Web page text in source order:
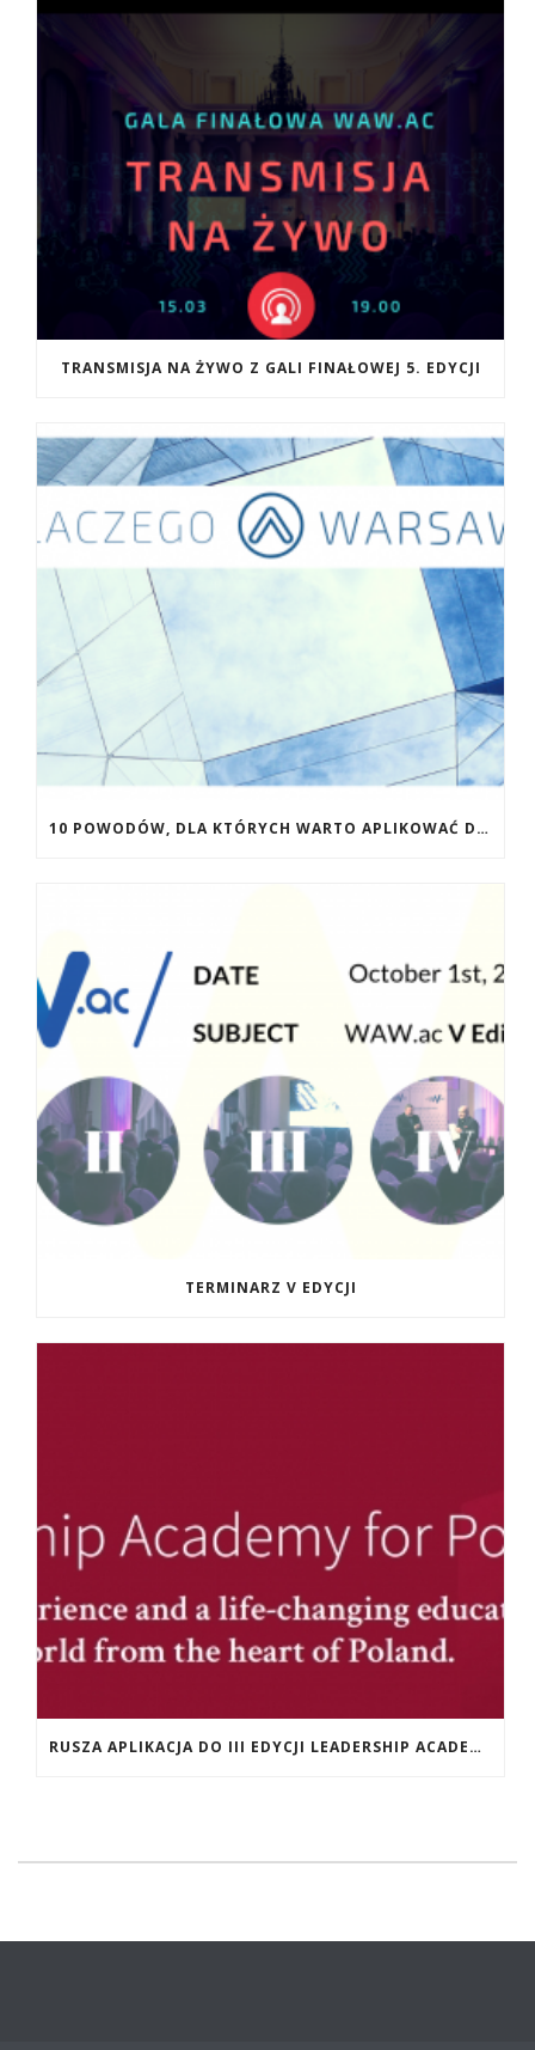
TRANSMISJA NA ŻYWO Z GALI FINAŁOWEJ 5. EDYCJI
10 POWODÓW, DLA KTÓRYCH WARTO APLIKOWAĆ DO WAW.AC
TERMINARZ V EDYCJI
RUSZA APLIKACJA DO III EDYCJI LEADERSHIP ACADEMY FOR POLAND